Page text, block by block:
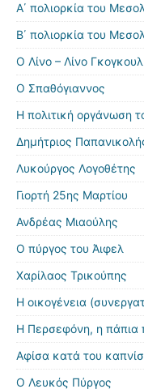
Α΄ πολιορκία του
Β΄ πολιορκία του
Ο Λίνο – Λίνο
Ο Σπαθόγιαννος
Η πολιτική οργάνωση
Δημήτριος
Λυκούργος Λογοθέτης
Γιορτή 25ης Μαρτίου
Ανδρέας Μιαούλης
Ο πύργος του Άιφελ
Χαρίλαος Τρικούπης
Η οικογένεια
Η Περσεφόνη, η πάπια
Αφίσα κατά του
Ο Λευκός Πύργος